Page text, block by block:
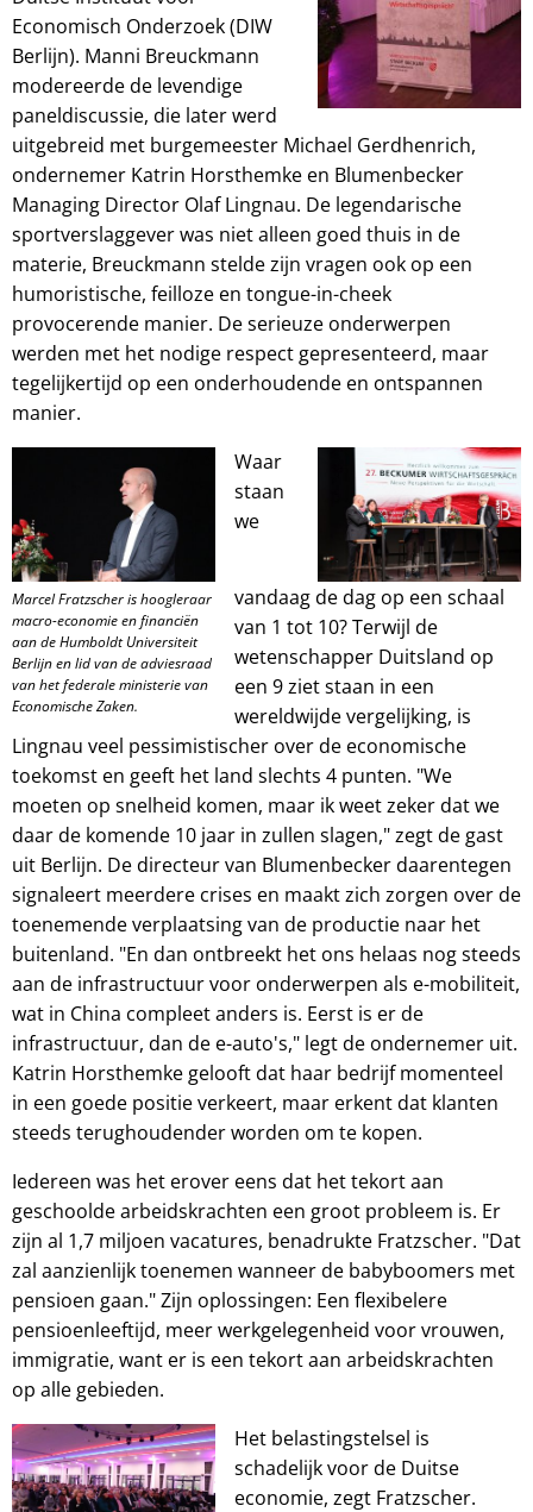
Economisch Onderzoek (DIW
Berlijn). Manni Breuckmann
modereerde de levendige
paneldiscussie, die later werd
uitgebreid met burgemeester Michael Gerdhenrich,
ondernemer Katrin Horsthemke en Blumenbecker
Managing Director Olaf Lingnau. De legendarische
sportverslaggever was niet alleen goed thuis in de
materie, Breuckmann stelde zijn vragen ook op een
humoristische, feilloze en tongue-in-cheek
provocerende manier. De serieuze onderwerpen
werden met het nodige respect gepresenteerd, maar
tegelijkertijd op een onderhoudende en ontspannen
manier.
Marcel Fratzscher is hoogleraar
macro-economie en financiën
aan de Humboldt Universiteit
Berlijn en lid van de adviesraad
van het federale ministerie van
Economische Zaken.
Waar
staan
we
vandaag de dag op een schaal
van 1 tot 10? Terwijl de
wetenschapper Duitsland op
een 9 ziet staan in een
wereldwijde vergelijking, is
Lingnau veel pessimistischer over de economische
toekomst en geeft het land slechts 4 punten. "We
moeten op snelheid komen, maar ik weet zeker dat we
daar de komende 10 jaar in zullen slagen," zegt de gast
uit Berlijn. De directeur van Blumenbecker daarentegen
signaleert meerdere crises en maakt zich zorgen over de
toenemende verplaatsing van de productie naar het
buitenland. "En dan ontbreekt het ons helaas nog steeds
aan de infrastructuur voor onderwerpen als e-mobiliteit,
wat in China compleet anders is. Eerst is er de
infrastructuur, dan de e-auto's," legt de ondernemer uit.
Katrin Horsthemke gelooft dat haar bedrijf momenteel
in een goede positie verkeert, maar erkent dat klanten
steeds terughoudender worden om te kopen.
Iedereen was het erover eens dat het tekort aan
geschoolde arbeidskrachten een groot probleem is. Er
zijn al 1,7 miljoen vacatures, benadrukte Fratzscher. "Dat
zal aanzienlijk toenemen wanneer de babyboomers met
pensioen gaan." Zijn oplossingen: Een flexibelere
pensioenleeftijd, meer werkgelegenheid voor vrouwen,
immigratie, want er is een tekort aan arbeidskrachten
op alle gebieden.
Het belastingstelsel is
schadelijk voor de Duitse
economie, zegt Fratzscher.